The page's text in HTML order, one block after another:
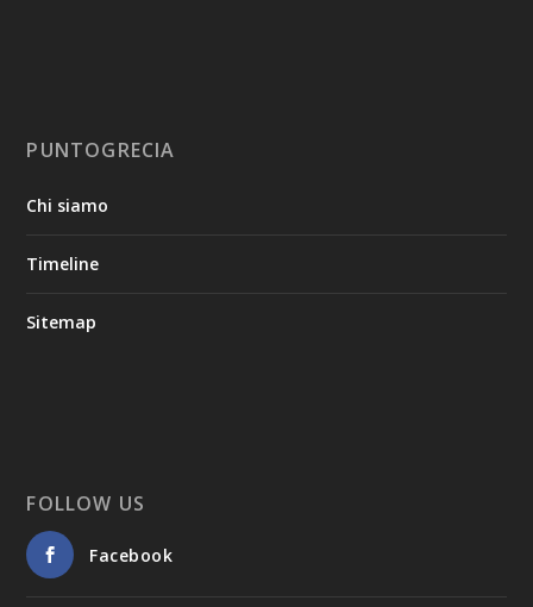
PUNTOGRECIA
Chi siamo
Timeline
Sitemap
FOLLOW US
Facebook